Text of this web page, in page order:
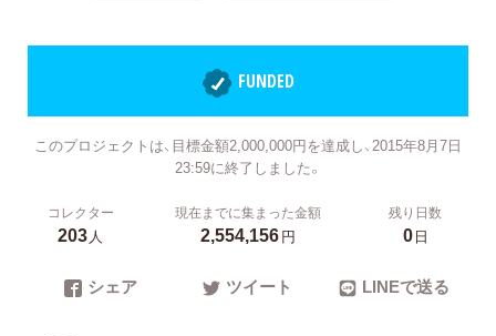
FUNDED
このプロジェクトは、目標金額2,000,000円を達成し、2015年8月7日
23:59に終了しました。
コレクター
203人
現在までに集まった金額
2,554,156円
残り日数
0日
シェア ツイート LINEで送る